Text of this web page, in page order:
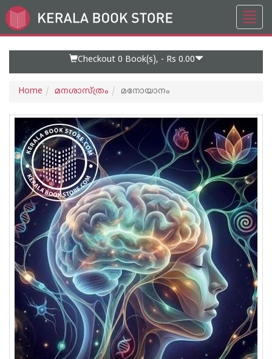
Go
to
Checkout 0 Book(s), - Rs 0.00
Home മനശാസ്ത്രം മനോയാനം